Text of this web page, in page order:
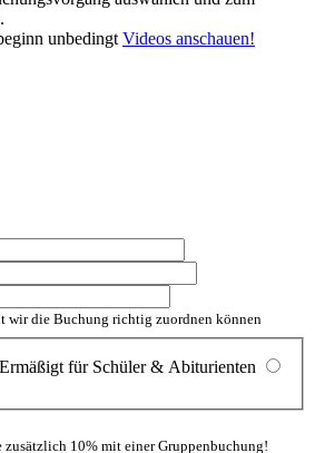
unbedingt Videos anschauen!
wir die Buchung richtig zuordnen können
Ermäßigt für Schüler & Abiturienten
zusätzlich 10% mit einer Gruppenbuchung!